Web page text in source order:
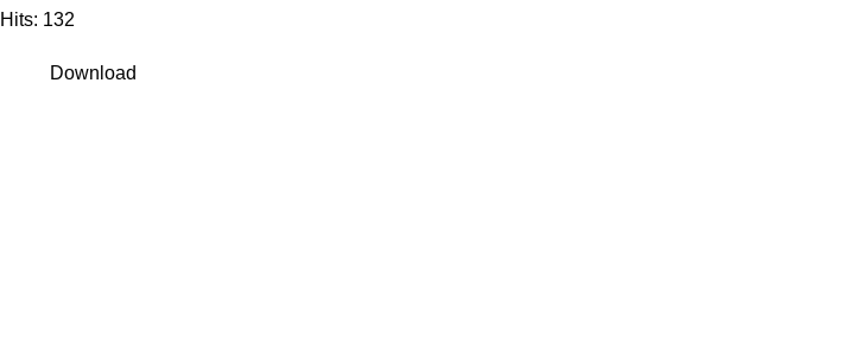
Hits: 132
Download